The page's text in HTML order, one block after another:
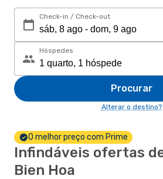
Check-in / Check-out
Hóspedes
Procurar
Alterar o destino?
O melhor preço com Prime
Infindáveis ofertas
Bien Hoa